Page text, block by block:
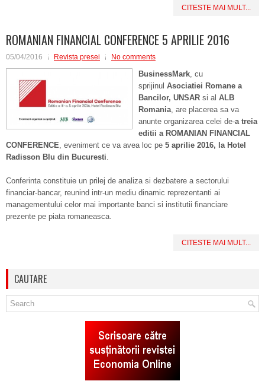
CITESTE MAI MULT...
ROMANIAN FINANCIAL CONFERENCE 5 APRILIE 2016
05/04/2016 Revista presei No comments
BusinessMark, cu
sprijinul Asociatiei Romane a
Bancilor, UNSAR si al ALB
Romania, are placerea sa va
anunte organizarea celei de-a treia
editii a ROMANIAN FINANCIAL
CONFERENCE, eveniment ce va avea loc pe 5 aprilie 2016, la Hotel
Radisson Blu din Bucuresti.
Conferinta constituie un prilej de analiza si dezbatere a sectorului
financiar-bancar, reunind intr-un mediu dinamic reprezentanti ai
managementului celor mai importante banci si institutii financiare
prezente pe piata romaneasca.
CITESTE MAI MULT...
CAUTARE